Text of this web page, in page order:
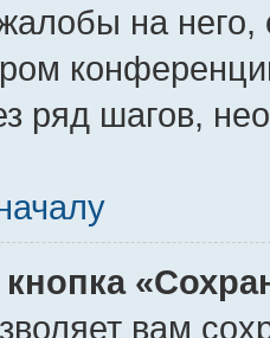
на
ряд шагов,
кнопка
вам